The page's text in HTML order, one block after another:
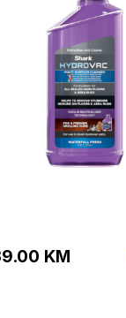
KM